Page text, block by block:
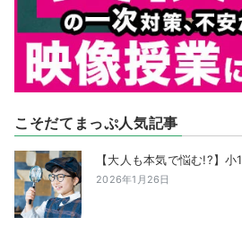
こそだてまっぷ人気記事
【大人も本気で悩む!?】
2026年1月26日